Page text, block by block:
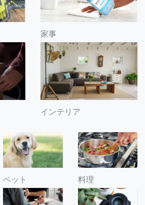
家事
インテリア
ペット 料理